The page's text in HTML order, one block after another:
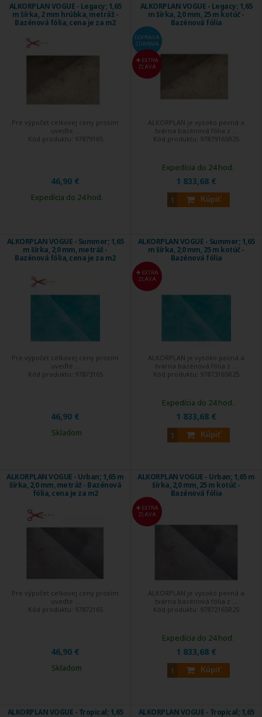
ALKORPLAN VOGUE - Legacy; 1,65
m šírka, 2 mm hrúbka, metráž -
Bazénová fólia, cena je za m2
Pre výpočet celkovej ceny prosím
uveďte ...
Kód produktu: 97879165
46,90 €
Expedícia do 24 hod.
ALKORPLAN VOGUE - Legacy; 1,65
m šírka, 2,0 mm, 25 m kotúč -
Bazénová fólia
DOPRAVA
ZDARMA
EXTRA
ZĽAVA
ALKORPLAN je vysoko pevná a
tvárna bazénová fólia z ...
Kód produktu: 97879165R25
1 833,68 €
Kúpiť
Expedícia do 24 hod.
ALKORPLAN VOGUE - Summer; 1,65
m šírka, 2,0 mm, metráž -
Bazénová fólia, cena je za m2
Pre výpočet celkovej ceny prosím
uveďte ...
Kód produktu: 97873165
46,90 €
Skladom
ALKORPLAN VOGUE - Summer; 1,65
m šírka, 2,0 mm, 25 m kotúč -
Bazénová fólia
EXTRA
ZĽAVA
ALKORPLAN je vysoko pevná a
tvárna bazénová fólia z ...
Kód produktu: 97873165R25
1 833,68 €
Kúpiť
Expedícia do 24 hod.
ALKORPLAN VOGUE - Urban; 1,65 m
šírka, 2,0 mm, metráž - Bazénová
fólia, cena je za m2
Pre výpočet celkovej ceny prosím
uveďte ...
Kód produktu: 97872165
46,90 €
Skladom
ALKORPLAN VOGUE - Urban; 1,65 m
šírka, 2,0 mm, 25 m kotúč -
Bazénová fólia
EXTRA
ZĽAVA
ALKORPLAN je vysoko pevná a
tvárna bazénová fólia z ...
Kód produktu: 97872165R25
1 833,68 €
Kúpiť
Expedícia do 24 hod.
ALKORPLAN VOGUE - Tropical; 1,65
ALKORPLAN VOGUE - Tropical; 1,65